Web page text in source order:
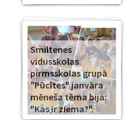
Smiltenes
vidusskolas
pirmsskolas grupā
"Pūcītes" janvāra
mēneša tēma bija:
"Kas ir ziema?".